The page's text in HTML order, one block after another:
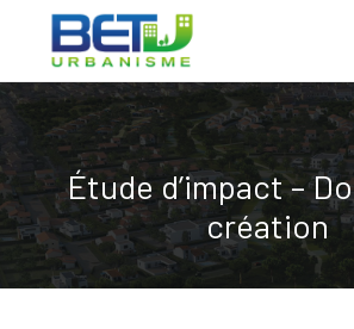
ACCUEIL
PRÉSENTATION
PROJETS
DOCUMENTS
Étude d’impact –
création